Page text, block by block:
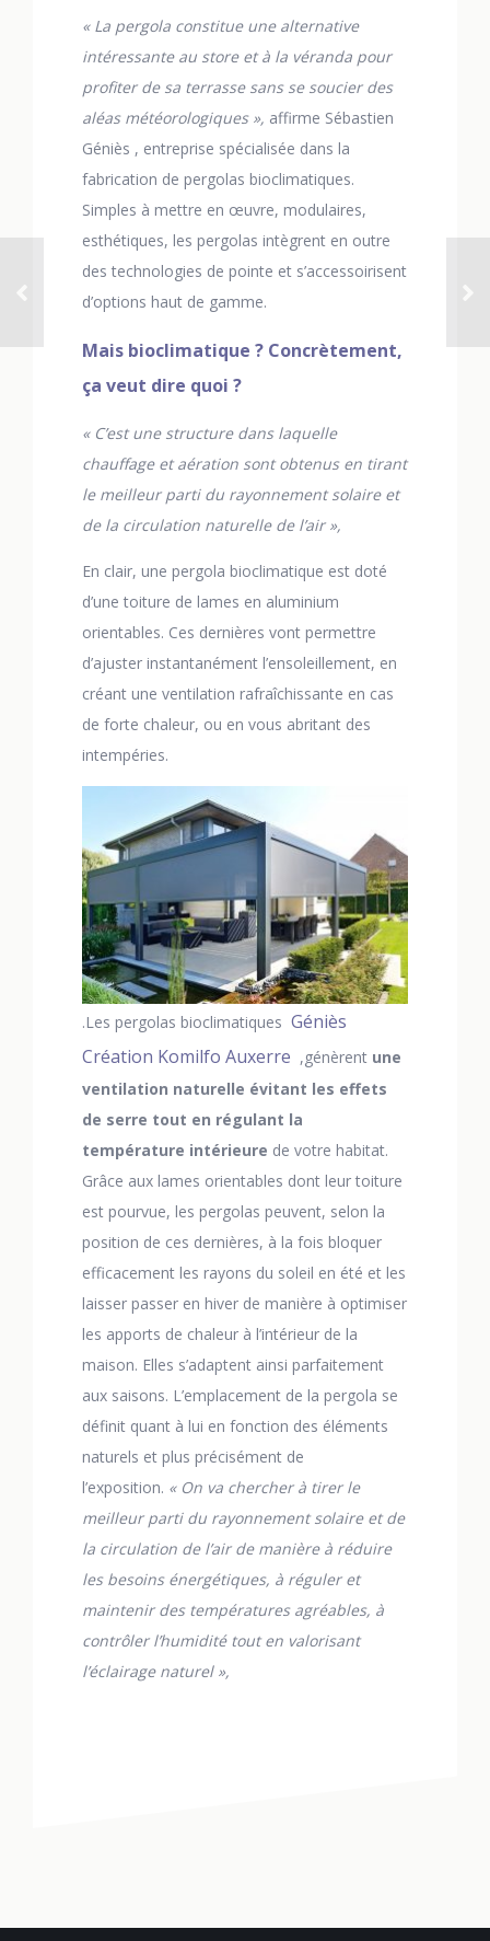
« La pergola constitue une alternative
intéressante au store et à la véranda pour
profiter de sa terrasse sans se soucier des
aléas météorologiques », affirme Sébastien
Géniès , entreprise spécialisée dans la
fabrication de pergolas bioclimatiques.
Simples à mettre en œuvre, modulaires,
esthétiques, les pergolas intègrent en outre
des technologies de pointe et s’accessoirisent
d’options haut de gamme.
Mais bioclimatique ? Concrètement,
ça veut dire quoi ?
« C’est une structure dans laquelle
chauffage et aération sont obtenus en tirant
le meilleur parti du rayonnement solaire et
de la circulation naturelle de l’air »,
En clair, une pergola bioclimatique est doté
d’une toiture de lames en aluminium
orientables. Ces dernières vont permettre
d’ajuster instantanément l’ensoleillement, en
créant une ventilation rafraîchissante en cas
de forte chaleur, ou en vous abritant des
intempéries.
.Les pergolas bioclimatiques Géniès
Création Komilfo Auxerre ,génèrent une
ventilation naturelle évitant les effets
de serre tout en régulant la
température intérieure de votre habitat.
Grâce aux lames orientables dont leur toiture
est pourvue, les pergolas peuvent, selon la
position de ces dernières, à la fois bloquer
efficacement les rayons du soleil en été et les
laisser passer en hiver de manière à optimiser
les apports de chaleur à l’intérieur de la
maison. Elles s’adaptent ainsi parfaitement
aux saisons. L’emplacement de la pergola se
définit quant à lui en fonction des éléments
naturels et plus précisément de
l’exposition. « On va chercher à tirer le
meilleur parti du rayonnement solaire et de
la circulation de l’air de manière à réduire
les besoins énergétiques, à réguler et
maintenir des températures agréables, à
contrôler l’humidité tout en valorisant
l’éclairage naturel »,